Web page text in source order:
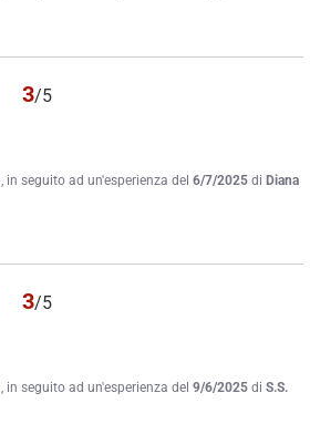
3/5
, in seguito ad un'esperienza del 6/7/2025 di Diana
3/5
, in seguito ad un'esperienza del 9/6/2025 di S.S.